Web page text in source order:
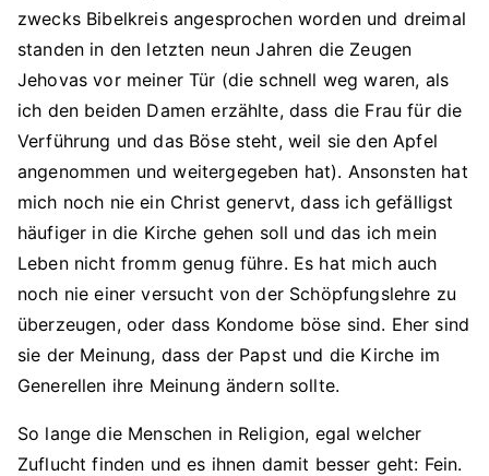
zwecks Bibelkreis angesprochen worden und dreimal
standen in den letzten neun Jahren die Zeugen
Jehovas vor meiner Tür (die schnell weg waren, als
ich den beiden Damen erzählte, dass die Frau für die
Verführung und das Böse steht, weil sie den Apfel
angenommen und weitergegeben hat). Ansonsten hat
mich noch nie ein Christ genervt, dass ich gefälligst
häufiger in die Kirche gehen soll und das ich mein
Leben nicht fromm genug führe. Es hat mich auch
noch nie einer versucht von der Schöpfungslehre zu
überzeugen, oder dass Kondome böse sind. Eher sind
sie der Meinung, dass der Papst und die Kirche im
Generellen ihre Meinung ändern sollte.
So lange die Menschen in Religion, egal welcher
Zuflucht finden und es ihnen damit besser geht: Fein.